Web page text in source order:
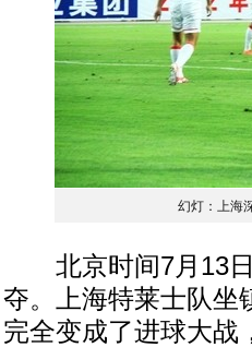
幻灯：上海
北京时间7月13日
夺。上海特莱士队坐
完全变成了进球大战